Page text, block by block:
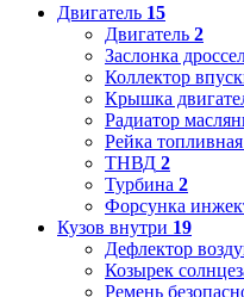
Двигатель 15
Двигатель 2
Заслонка
Коллектор
Крышка
Радиатор
Рейка
ТНВД 2
Турбина 2
Форсунка
Кузов внутри 19
Дефлектор
Козырек
Ремень